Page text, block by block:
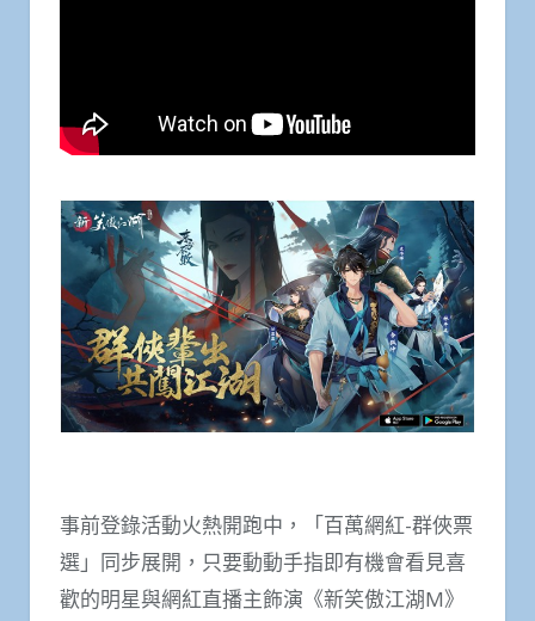
事前登錄活動火熱開跑中，「百萬網紅-群俠票
選」同步展開，只要動動手指即有機會看見喜
歡的明星與網紅直播主飾演《新笑傲江湖M》